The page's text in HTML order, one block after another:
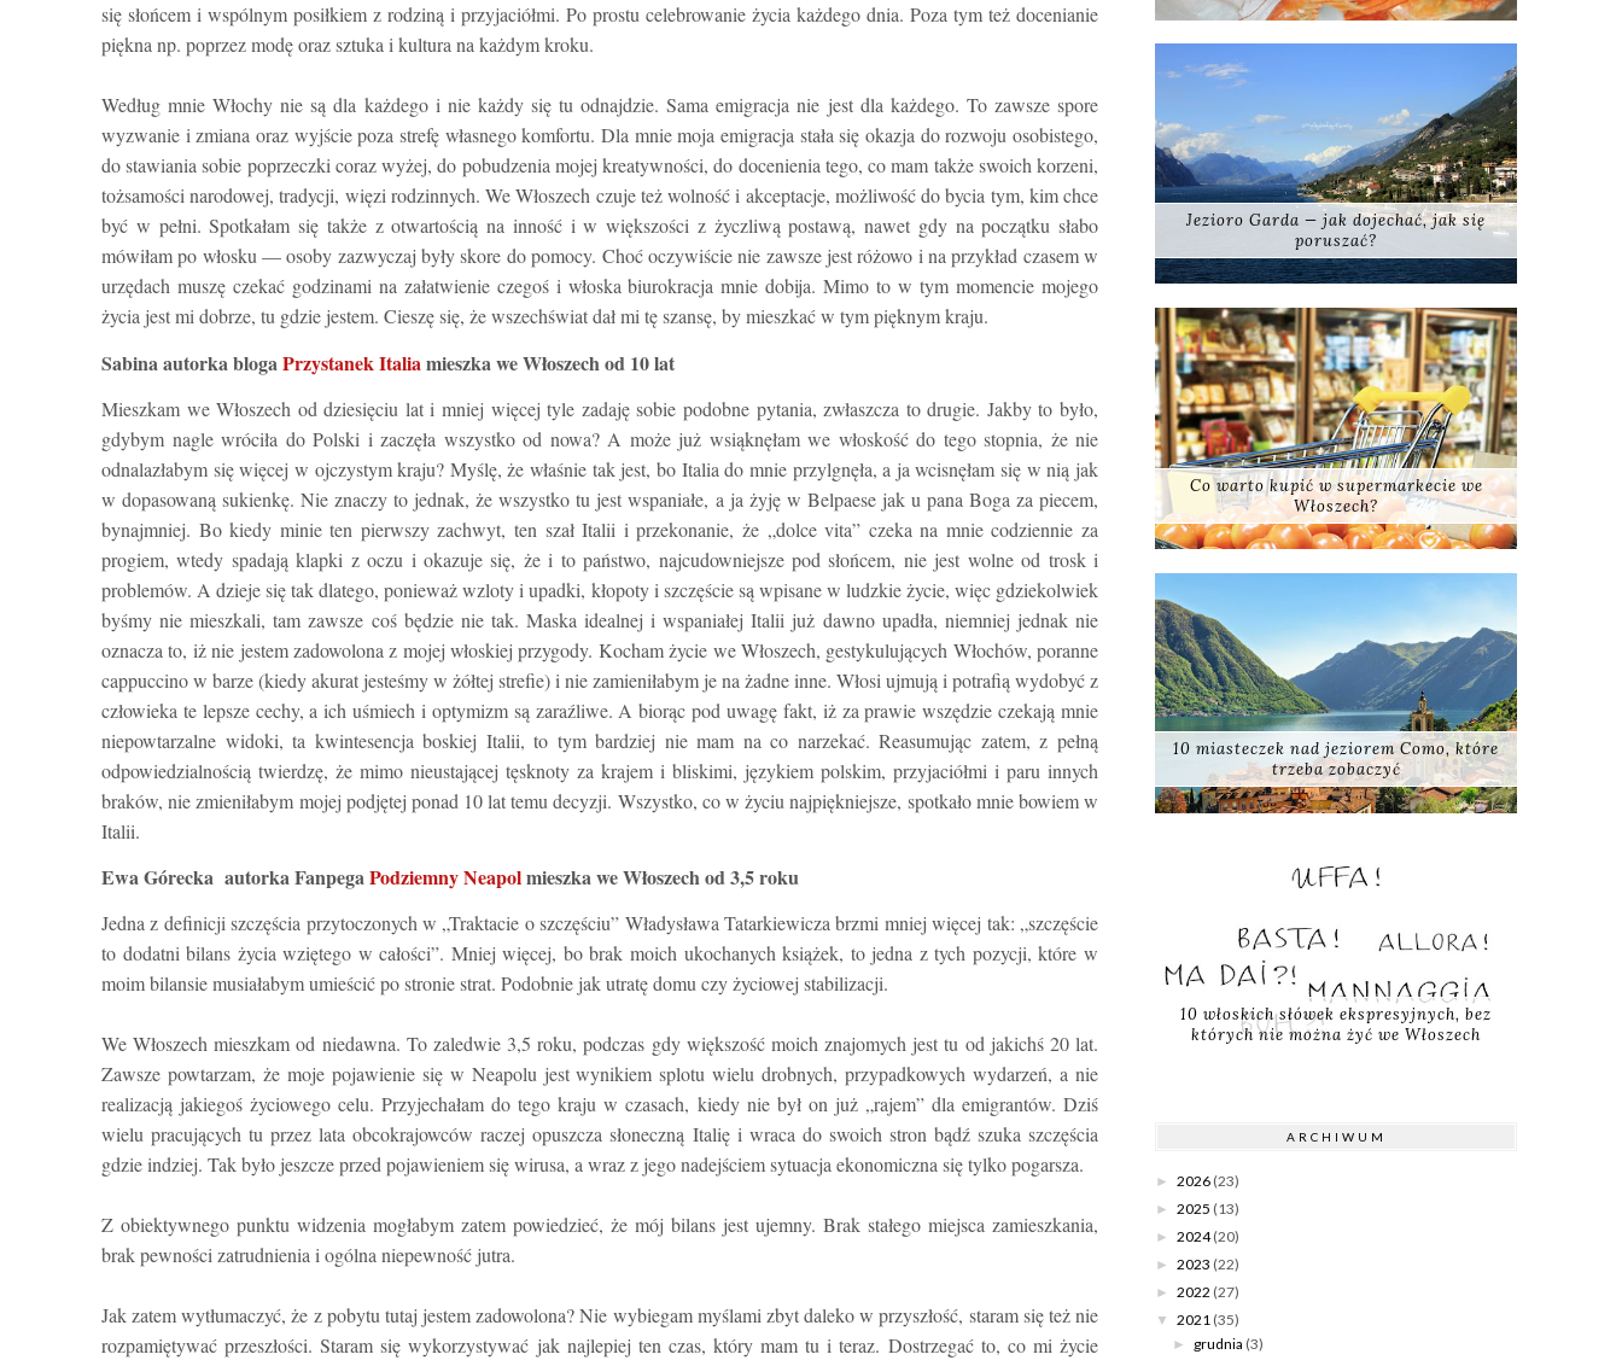
się słońcem i wspólnym posiłkiem z rodziną i przyjaciółmi. Po prostu celebrowanie życia każdego dnia. Poza tym też docenianie
piękna np. poprzez modę oraz sztuka i kultura na każdym kroku.
Według mnie Włochy nie są dla każdego i nie każdy się tu odnajdzie. Sama emigracja nie jest dla każdego. To zawsze spore
wyzwanie i zmiana oraz wyjście poza strefę własnego komfortu. Dla mnie moja emigracja stała się okazja do rozwoju osobistego,
do stawiania sobie poprzeczki coraz wyżej, do pobudzenia mojej kreatywności, do docenienia tego, co mam także swoich korzeni,
tożsamości narodowej, tradycji, więzi rodzinnych. We Włoszech czuje też wolność i akceptacje, możliwość do bycia tym, kim chce
być w pełni. Spotkałam się także z otwartością na inność i w większości z życzliwą postawą, nawet gdy na początku słabo
mówiłam po włosku — osoby zazwyczaj były skore do pomocy. Choć oczywiście nie zawsze jest różowo i na przykład czasem w
urzędach muszę czekać godzinami na załatwienie czegoś i włoska biurokracja mnie dobija. Mimo to w tym momencie mojego
życia jest mi dobrze, tu gdzie jestem. Cieszę się, że wszechświat dał mi tę szansę, by mieszkać w tym pięknym kraju.
Sabina autorka bloga Przystanek Italia mieszka we Włoszech od 10 lat
Mieszkam we Włoszech od dziesięciu lat i mniej więcej tyle zadaję sobie podobne pytania, zwłaszcza to drugie. Jakby to było,
gdybym nagle wróciła do Polski i zaczęła wszystko od nowa? A może już wsiąknęłam we włoskość do tego stopnia, że nie
odnalazłabym się więcej w ojczystym kraju? Myślę, że właśnie tak jest, bo Italia do mnie przylgnęła, a ja wcisnęłam się w nią jak
w dopasowaną sukienkę. Nie znaczy to jednak, że wszystko tu jest wspaniałe, a ja żyję w Belpaesejak u pana Boga za piecem,
bynajmniej. Bo kiedy minie ten pierwszy zachwyt, ten szał Italii i przekonanie, że „dolce vita” czeka na mnie codziennie za
progiem, wtedy spadają klapki z oczu i okazuje się, że i to państwo, najcudowniejsze pod słońcem, nie jest wolne od trosk i
problemów. A dzieje siętak dlatego, ponieważwzloty i upadki, kłopoty i szczęście są wpisane w ludzkie życie, więc gdziekolwiek
byśmy nie mieszkali, tam zawsze coś będzie nie tak. Maska idealnej i wspaniałej Italii już dawno upadła, niemniej jednak nie
oznacza to, iż nie jestem zadowolona z mojej włoskiej przygody. Kocham życie we Włoszech, gestykulujących Włochów, poranne
cappuccino w barze (kiedy akurat jesteśmy w żółtej strefie) i nie zamieniłabym je na żadne inne. Włosi ujmują i potrafią wydobyć z
człowieka te lepsze cechy, a ich uśmiech i optymizm są zaraźliwe. A biorąc pod uwagę fakt, iż za prawie wszędzie czekają mnie
niepowtarzalne widoki, ta kwintesencja boskiej Italii, to tym bardziej nie mam na co narzekać. Reasumując zatem, z pełną
odpowiedzialnością twierdzę, że mimo nieustającej tęsknoty za krajem i bliskimi, językiem polskim, przyjaciółmi i paru innych
braków, nie zmieniłabym mojej podjętej ponad 10 lat temu decyzji. Wszystko, co w życiu najpiękniejsze, spotkało mnie bowiem w
Italii.
Ewa Górecka autorka FanpegaPodziemny Neapolmieszka we Włoszech od 3,5 roku
Jedna z definicji szczęścia przytoczonych w „Traktacie o szczęściu” Władysława Tatarkiewicza brzmi mniej więcej tak: „szczęście
to dodatni bilans życia wziętego w całości”. Mniej więcej, bo brak moich ukochanych książek, to jedna z tych pozycji, które w
moim bilansie musiałabym umieścić po stronie strat. Podobnie jak utratę domu czy życiowej stabilizacji.
We Włoszech mieszkam od niedawna. To zaledwie 3,5 roku, podczas gdy większość moich znajomych jest tu od jakichś 20 lat.
Zawsze powtarzam, że moje pojawienie się w Neapolu jest wynikiem splotu wielu drobnych, przypadkowych wydarzeń, a nie
realizacją jakiegoś życiowego celu. Przyjechałam do tego kraju w czasach, kiedy nie był on już „rajem” dla emigrantów. Dziś
wielu pracujących tu przez lata obcokrajowców raczej opuszcza słoneczną Italię i wraca do swoich stron bądź szuka szczęścia
gdzie indziej. Tak było jeszcze przed pojawieniem się wirusa, a wraz z jego nadejściem sytuacja ekonomiczna się tylko pogarsza.
Z obiektywnego punktu widzenia mogłabym zatem powiedzieć, że mój bilans jest ujemny. Brak stałego miejsca zamieszkania,
brak pewności zatrudnienia i ogólna niepewność jutra.
Jak zatem wytłumaczyć, że z pobytu tutaj jestem zadowolona? Nie wybiegam myślami zbyt daleko w przyszłość, staram się też nie
rozpamiętywać przeszłości. Staram się wykorzystywać jak najlepiej ten czas, który mam tu i teraz. Dostrzegać to, co mi życie
Jezioro Garda — jak dojechać, jak się
poruszać?
Co warto kupić w supermarkecie we
Włoszech?
10 miasteczek nad jeziorem Como, które
trzeba zobaczyć
10 włoskich słówek ekspresyjnych, bez
których nie można żyć we Włoszech
ARCHIWUM
► 2026 (23)
► 2025 (13)
► 2024 (20)
► 2023 (22)
► 2022 (27)
▼ 2021 (35)
► grudnia (3)